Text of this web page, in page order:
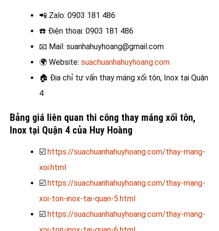
📲 Zalo: 0903 181 486
☎️ Điện thoại: 0903 181 486
📧 Mail: suanhahuyhoang@gmail.com
🌍 Website: suachuanhahuyhoang.com
🏠 Địa chỉ tư vấn thay máng xối tôn, Inox tại Quận
4
Bảng giá liên quan thi công thay máng xối tôn,
Inox tại Quận 4 của Huy Hoàng
☑️ https://suachuanhahuyhoang.com/thay-mang-
xoi.html
☑️ https://suachuanhahuyhoang.com/thay-mang-
xoi-ton-inox-tai-quan-5.html
☑️ https://suachuanhahuyhoang.com/thay-mang-